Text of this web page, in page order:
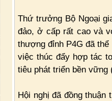
Thứ trưởng Bộ Ngoại
đảo, ở cấp rất cao và
thượng đỉnh P4G đã
việc thúc đẩy hợp tác
tiêu phát triển bền vững
Hội nghị đã đồng thuận